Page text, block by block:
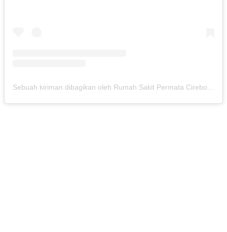
Sebuah kiriman dibagikan oleh Rumah Sakit Permata Cirebon (@rspermatacirebon)